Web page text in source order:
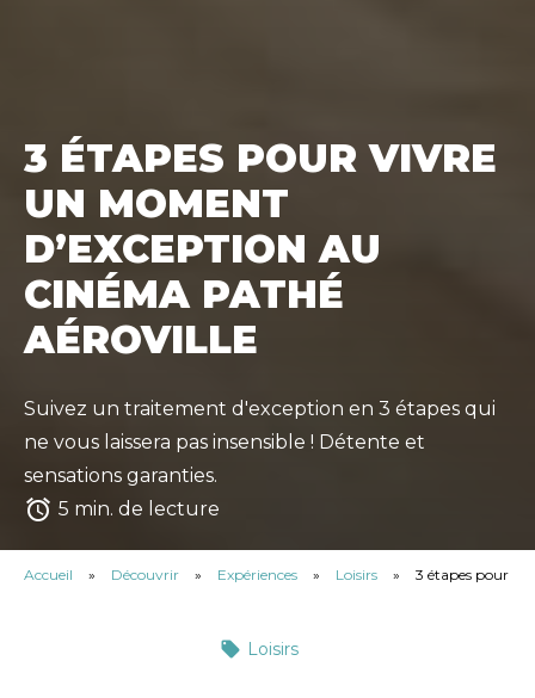
3 ÉTAPES POUR VIVRE
UN MOMENT
D’EXCEPTION AU
CINÉMA PATHÉ
AÉROVILLE
Suivez un traitement d'exception en 3 étapes qui
ne vous laissera pas insensible ! Détente et
sensations garanties.
access_alarm 5 min. de lecture
Accueil » Découvrir » Expériences » Loisirs » 3 étapes pour
Loisirs